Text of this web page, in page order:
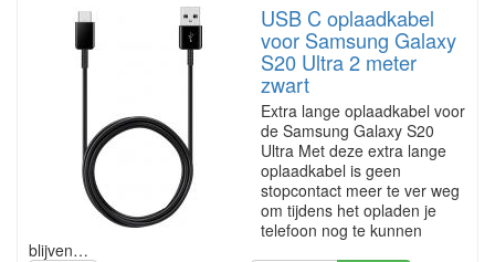
USB C oplaadkabel
voor Samsung Galaxy
S20 Ultra 2 meter
zwart
Extra lange oplaadkabel voor
de Samsung Galaxy S20
Ultra Met deze extra lange
oplaadkabel is geen
stopcontact meer te ver weg
om tijdens het opladen je
telefoon nog te kunnen
blijven…